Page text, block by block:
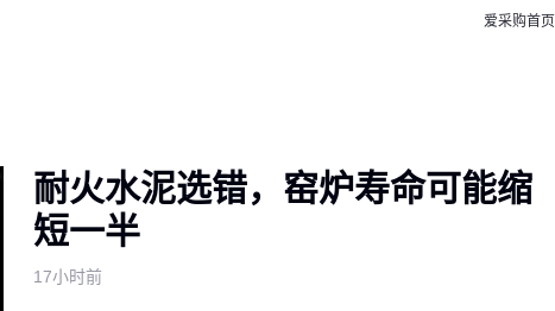
爱采购首页
耐火水泥选错，窑炉寿命可能缩
短一半
17小时前